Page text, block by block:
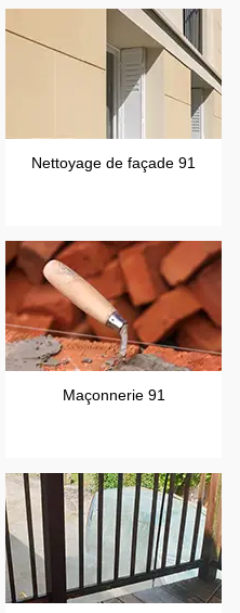
Nettoyage de façade 91
Maçonnerie 91